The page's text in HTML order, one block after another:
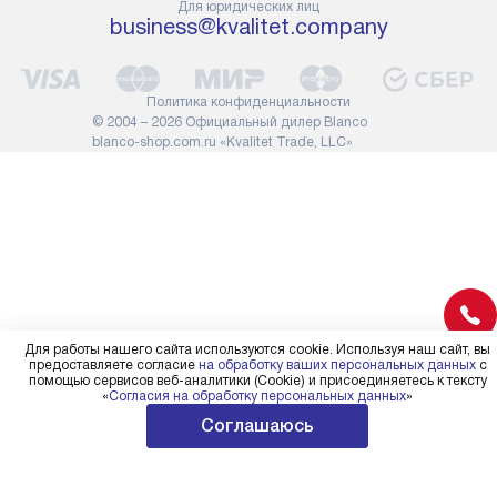
сотрудники транспортной
службы не имеют права
или другие выступающие
элементы, так как это может
повлиять на гарантийное
обслуживание в будущем.
расходных
требуется
Для юридических лиц
business@kvalitet.company
© 2004 – 2026 Официальный дилер Blanco
blanco-shop.com.ru «Kvalitet Trade, LLC»
Политика конфиденциальности
Для работы нашего сайта используются cookie. Используя наш сайт, вы
предоставляете согласие на обработку ваших персональных данныхс
помощью сервисов веб-аналитики (Cookie) и присоединяетесь к тексту
«Согласия на обработку персональных данных»
Соглашаюсь